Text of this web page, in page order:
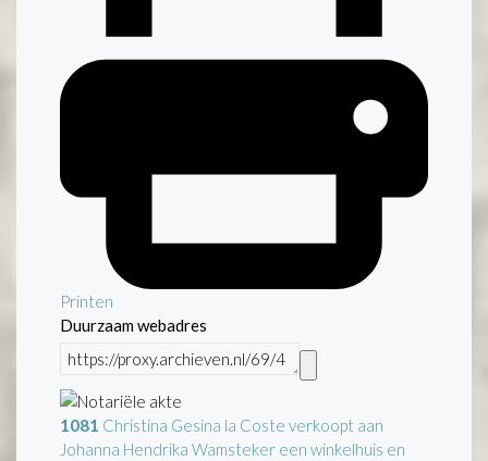
Printen
Duurzaam webadres
1081 Christina Gesina la Coste verkoopt aan
Johanna Hendrika Wamsteker een winkelhuis en